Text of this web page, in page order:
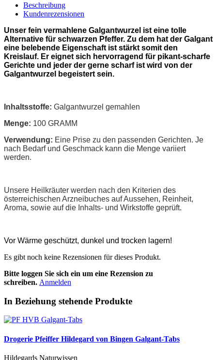
Beschreibung
Kundenrezensionen
Unser fein vermahlene Galgantwurzel ist eine tolle
Alternative für schwarzen Pfeffer. Zu dem hat der Galgant
eine belebende Eigenschaft ist stärkt somit den
Kreislauf. Er eignet sich hervorragend für pikant-scharfe
Gerichte und jeder der gerne scharf ist wird von der
Galgantwurzel begeistert sein.
Inhaltsstoffe: Galgantwurzel gemahlen
Menge: 100 GRAMM
Verwendung: Eine Prise zu den passenden Gerichten. Je
nach Bedarf und Geschmack kann die Menge variiert
werden.
Unsere Heilkräuter werden nach den Kriterien des
österreichischen Arzneibuches auf Aussehen, Reinheit,
Aroma, sowie auf die Inhalts- und Wirkstoffe geprüft.
Vor Wärme geschützt, dunkel und trocken lagern!
Es gibt noch keine Rezensionen für dieses Produkt.
Bitte loggen Sie sich ein um eine Rezension zu
schreiben. Anmelden
In Beziehung stehende Produkte
Drogerie Pfeiffer Hildegard von Bingen Galgant-Tabs
Hildegards Naturwissen